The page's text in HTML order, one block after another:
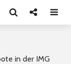
in der IMG